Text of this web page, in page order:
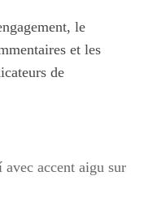
le
et les
de
accent aigu sur